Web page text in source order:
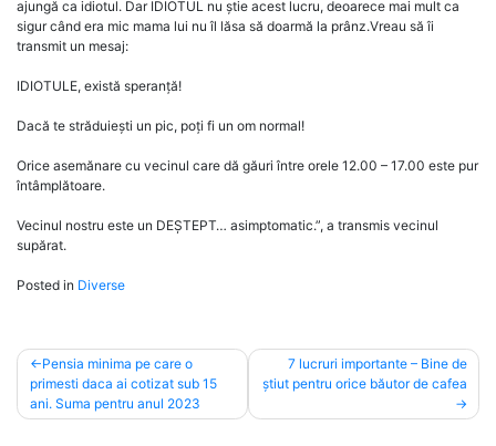
ajungă ca idiotul. Dar IDIOTUL nu știe acest lucru, deoarece mai mult ca
sigur când era mic mama lui nu îl lăsa să doarmă la prânz.Vreau să îi
transmit un mesaj:
IDIOTULE, există speranță!
Dacă te străduiești un pic, poți fi un om normal!
Orice asemănare cu vecinul care dă găuri între orele 12.00 – 17.00 este pur
întâmplătoare.
Vecinul nostru este un DEȘTEPT… asimptomatic.”, a transmis vecinul
supărat.
Posted in Diverse
Post
navigation
Pensia minima pe care o
primesti daca ai cotizat sub 15
ani. Suma pentru anul 2023
7 lucruri importante – Bine de
știut pentru orice băutor de cafea